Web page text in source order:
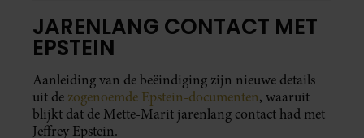
JARENLANG CONTACT MET
EPSTEIN
Aanleiding van de beëindiging zijn nieuwe details
uit de zogenoemde Epstein-documenten, waaruit
blijkt dat de Mette-Marit jarenlang contact had met
Jeffrey Epstein.